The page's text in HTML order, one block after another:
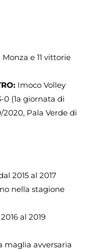
e 11 vittorie
Imoco Volley
0 (1a giornata di
2020, Pala Verde di
2015 al 2017
nella stagione
al 2019
maglia avversaria